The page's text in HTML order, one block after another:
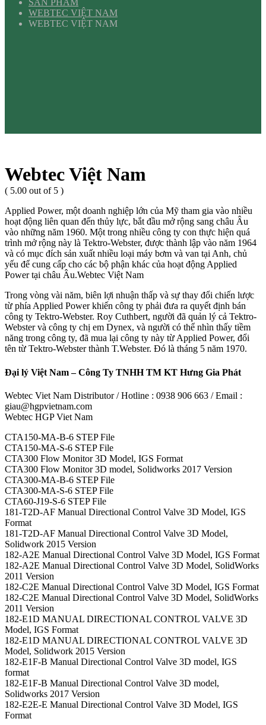
SẢN PHẨM
WEBTEC VIỆT NAM
WEBTEC VIỆT NAM
Webtec Việt Nam
( 5.00 out of 5 )
Applied Power, một doanh nghiệp lớn của Mỹ tham gia vào nhiều
hoạt động liên quan đến thủy lực, bắt đầu mở rộng sang châu Âu
vào những năm 1960. Một trong nhiều công ty con thực hiện quá
trình mở rộng này là Tektro-Webster, được thành lập vào năm 1964
và có mục đích sản xuất nhiều loại máy bơm và van tại Anh, chủ
yếu để cung cấp cho các bộ phận khác của hoạt động Applied
Power tại châu Âu.Webtec Việt Nam
Trong vòng vài năm, biên lợi nhuận thấp và sự thay đổi chiến lược
từ phía Applied Power khiến công ty phải đưa ra quyết định bán
công ty Tektro-Webster. Roy Cuthbert, người đã quản lý cả Tektro-
Webster và công ty chị em Dynex, và người có thể nhìn thấy tiềm
năng trong công ty, đã mua lại công ty này từ Applied Power, đổi
tên từ Tektro-Webster thành T.Webster. Đó là tháng 5 năm 1970.
Đại lý Việt Nam – Công Ty TNHH TM KT Hưng Gia Phát
Webtec Viet Nam Distributor / Hotline : 0938 906 663 / Email :
giau@hgpvietnam.com
Webtec HGP Viet Nam
CTA150-MA-B-6 STEP File
CTA150-MA-S-6 STEP File
CTA300 Flow Monitor 3D Model, IGS Format
CTA300 Flow Monitor 3D model, Solidworks 2017 Version
CTA300-MA-B-6 STEP File
CTA300-MA-S-6 STEP File
CTA60-J19-S-6 STEP File
181-T2D-AF Manual Directional Control Valve 3D Model, IGS
Format
181-T2D-AF Manual Directional Control Valve 3D Model,
Solidwork 2015 Version
182-A2E Manual Directional Control Valve 3D Model, IGS Format
182-A2E Manual Directional Control Valve 3D Model, SolidWorks
2011 Version
182-C2E Manual Directional Control Valve 3D Model, IGS Format
182-C2E Manual Directional Control Valve 3D Model, SolidWorks
2011 Version
182-E1D MANUAL DIRECTIONAL CONTROL VALVE 3D
Model, IGS Format
182-E1D MANUAL DIRECTIONAL CONTROL VALVE 3D
Model, Solidwork 2015 Version
182-E1F-B Manual Directional Control Valve 3D model, IGS
format
182-E1F-B Manual Directional Control Valve 3D model,
Solidworks 2017 Version
182-E2E-E Manual Directional Control Valve 3D Model, IGS
Format